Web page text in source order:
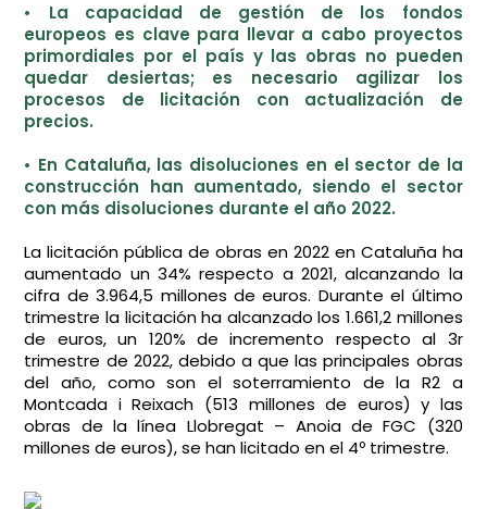
• La capacidad de gestión de los fondos
europeos es clave para llevar a cabo proyectos
primordiales por el país y las obras no pueden
quedar desiertas; es necesario agilizar los
procesos de licitación con actualización de
precios.
• En Cataluña, las disoluciones en el sector de la
construcción han aumentado, siendo el sector
con más disoluciones durante el año 2022.
La licitación pública de obras en 2022 en Cataluña ha
aumentado un 34% respecto a 2021, alcanzando la
cifra de 3.964,5 millones de euros. Durante el último
trimestre la licitación ha alcanzado los 1.661,2 millones
de euros, un 120% de incremento respecto al 3r
trimestre de 2022, debido a que las principales obras
del año, como son el soterramiento de la R2 a
Montcada i Reixach (513 millones de euros) y las
obras de la línea Llobregat – Anoia de FGC (320
millones de euros), se han licitado en el 4º trimestre.